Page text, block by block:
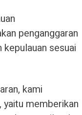
penganggaran
sesuai
kami
memberikan